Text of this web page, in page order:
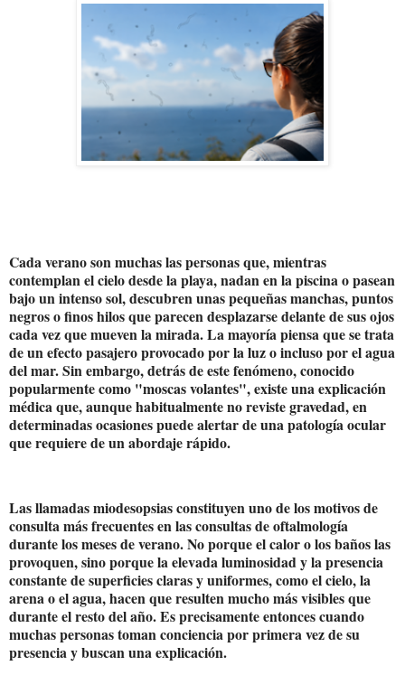
Cada verano son muchas las personas que, mientras
contemplan el cielo desde la playa, nadan en la piscina o pasean
bajo un intenso sol, descubren unas pequeñas manchas, puntos
negros o finos hilos que parecen desplazarse delante de sus ojos
cada vez que mueven la mirada. La mayoría piensa que se trata
de un efecto pasajero provocado por la luz o incluso por el agua
del mar. Sin embargo, detrás de este fenómeno, conocido
popularmente como "moscas volantes", existe una explicación
médica que, aunque habitualmente no reviste gravedad, en
determinadas ocasiones puede alertar de una patología ocular
que requiere de un abordaje rápido.
Las llamadas miodesopsias constituyen uno de los motivos de
consulta más frecuentes en las consultas de oftalmología
durante los meses de verano. No porque el calor o los baños las
provoquen, sino porque la elevada luminosidad y la presencia
constante de superficies claras y uniformes, como el cielo, la
arena o el agua, hacen que resulten mucho más visibles que
durante el resto del año. Es precisamente entonces cuando
muchas personas toman conciencia por primera vez de su
presencia y buscan una explicación.